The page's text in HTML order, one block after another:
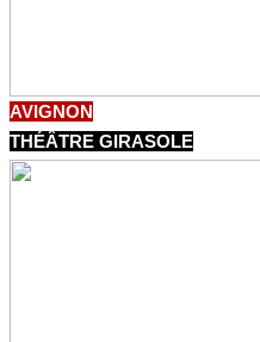
AVIGNON
THÉÂTRE GIRASOLE